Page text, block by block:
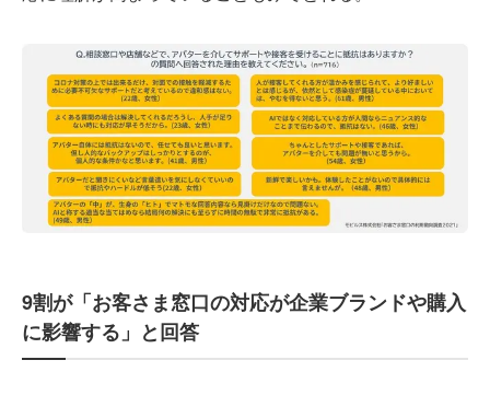
9割が「お客さま窓口の対応が企業ブランドや購入
に影響する」と回答